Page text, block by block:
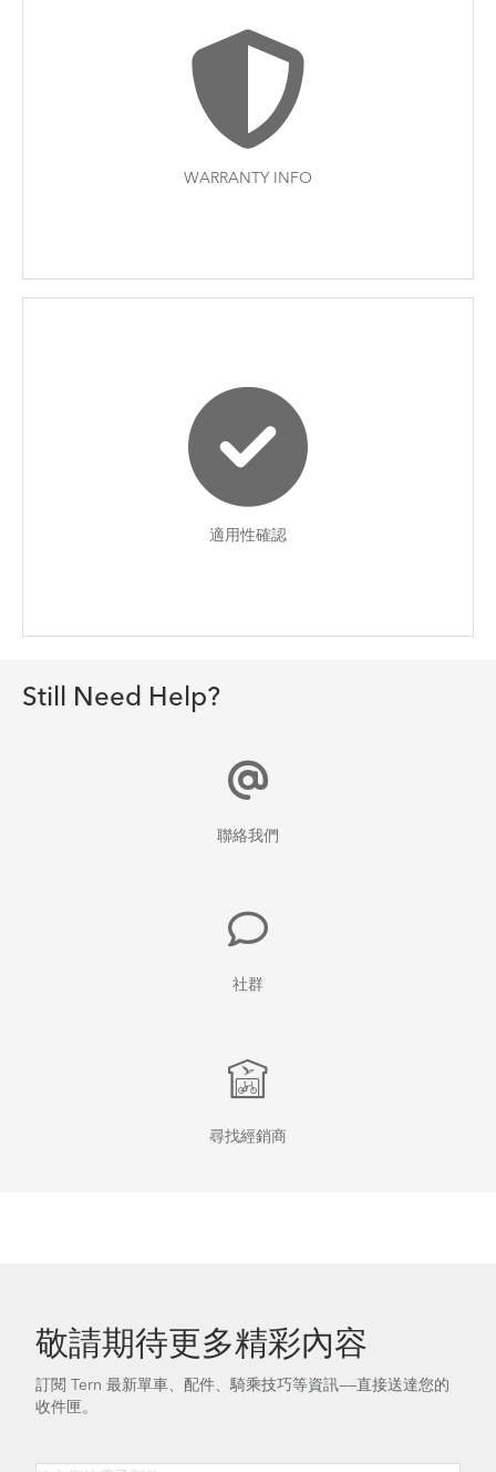
WARRANTY INFO
適用性確認
Still Need Help?
聯絡我們
社群
尋找經銷商
敬請期待更多精彩內容
訂閱 Tern 最新單車、配件、騎乘技巧等資訊——直接送達您的
收件匣。